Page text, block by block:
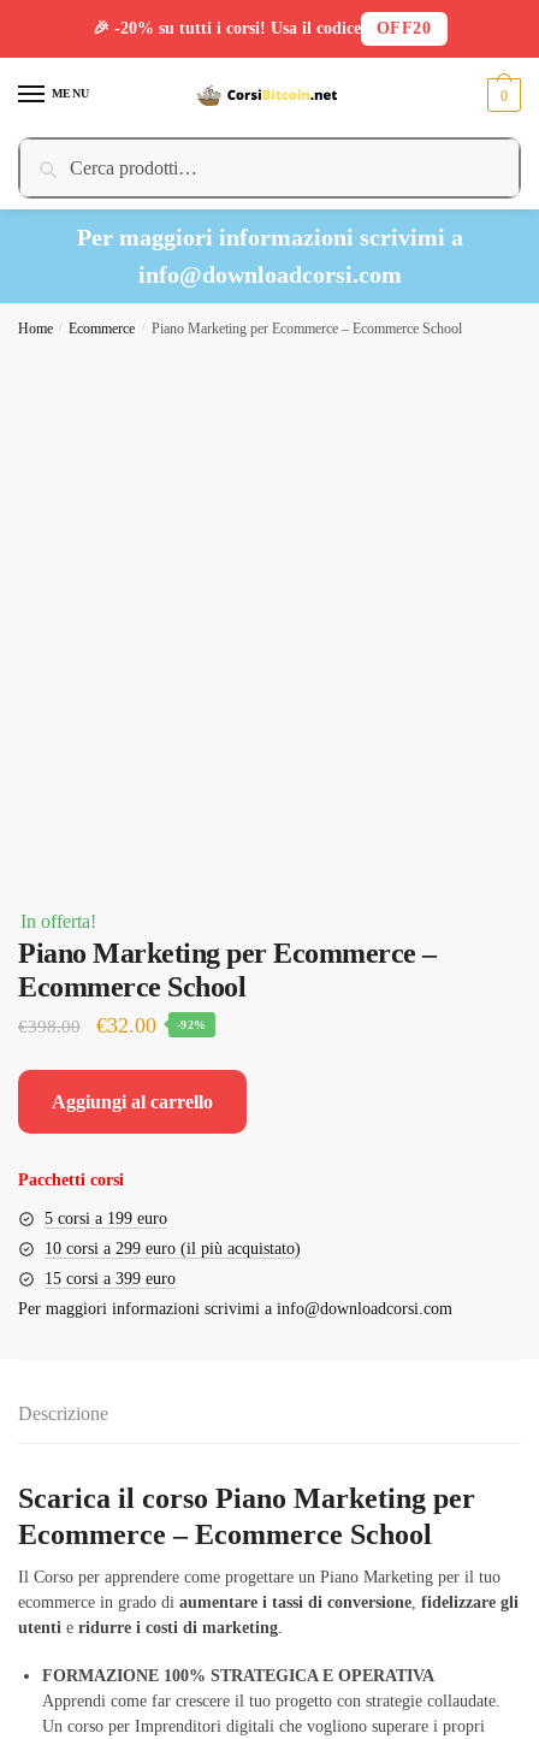
MENU
Cerca:
Cerca
0
Per maggiori informazioni scrivimi a
info@downloadcorsi.com
Home / Ecommerce / Piano Marketing per Ecommerce – Ecommerce School
In offerta!
Piano Marketing per Ecommerce –
Ecommerce School
€398.00
Il
originale
€32.00Il
-92%
Aggiungi al carrello
Pacchetti corsi
5 corsi a 199 euro
10 corsi a 299 euro (il più acquistato)
15 corsi a 399 euro
Per maggiori informazioni scrivimi a info@downloadcorsi.com
Descrizione
Scarica il corso Piano Marketing per
Ecommerce – Ecommerce School
Il Corso per apprendere come progettare un Piano Marketing per il tuo
ecommerce in grado di aumentare i tassi di conversione fidelizzare gli
utenti e ridurre i costi di marketing
FORMAZIONE 100% STRATEGICA E OPERATIVA
Apprendi come far crescere il tuo progetto con strategie collaudate.
Un corso per Imprenditori digitali che vogliono superare i propri
🎉 -20% su tutti i corsi! Usa il codice OFF20